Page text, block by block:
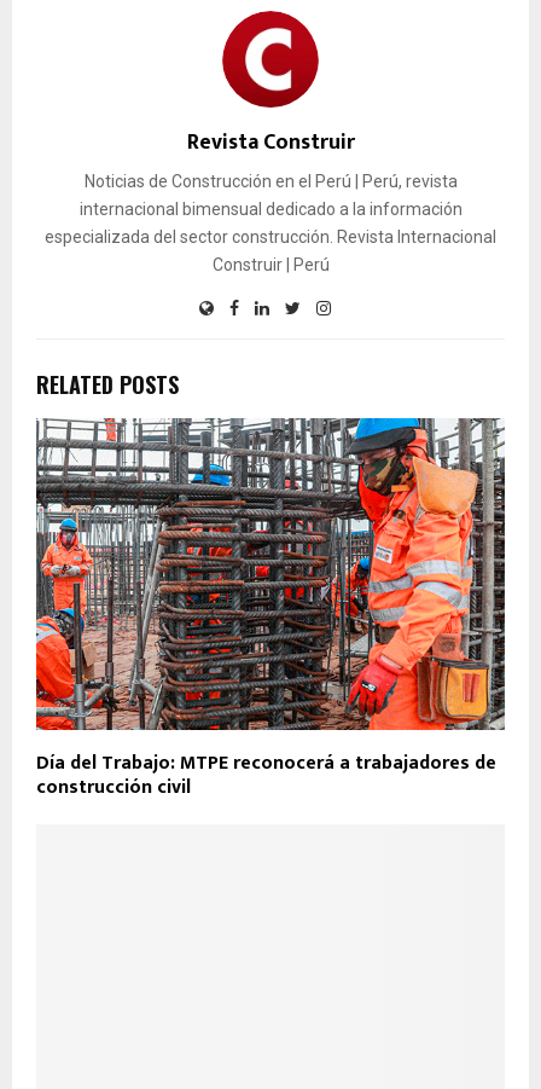
Revista Construir
Noticias de Construcción en el Perú | Perú, revista
internacional bimensual dedicado a la información
especializada del sector construcción. Revista Internacional
Construir | Perú
RELATED POSTS
Día del Trabajo: MTPE reconocerá a trabajadores de
construcción civil